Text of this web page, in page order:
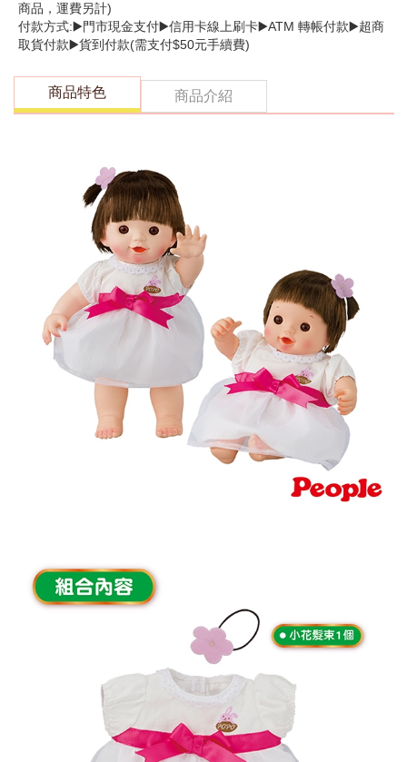
商品，運費另計)
付款方式:▶️門市現金支付▶️信用卡線上刷卡▶️ATM 轉帳付款▶️超商
取貨付款▶️貨到付款(需支付$50元手續費)
商品特色 商品介紹